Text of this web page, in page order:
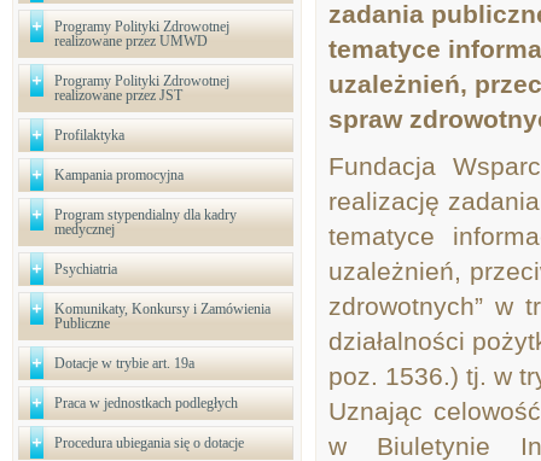
Programy Polityki Zdrowotnej
realizowane przez UMWD
Programy Polityki Zdrowotnej
realizowane przez JST
Profilaktyka
Kampania promocyjna
Program stypendialny dla kadry
medycznej
Psychiatria
Komunikaty, Konkursy i Zamówienia
Publiczne
Dotacje w trybie art. 19a
Praca w jednostkach podległych
Procedura ubiegania się o dotacje
zadania
tematyce
uzależnień,
spraw
Fundacja
realizację
tematyce
uzależnień,
zdrowotnych” w
działalności
poz. 1536.) tj. w
Uznając
w Biuletynie